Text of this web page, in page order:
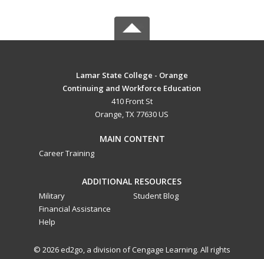
Lamar State College - Orange
Continuing and Workforce Education
410 Front St
Orange, TX 77630 US
MAIN CONTENT
Career Training
ADDITIONAL RESOURCES
Military
Financial Assistance
Help
Student Blog
© 2026 ed2go, a division of Cengage Learning. All rights